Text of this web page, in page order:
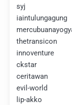
syj
iaintulungagung
thetransicon
innoventure
ckstar
ceritawan
evil-world
lip-akko